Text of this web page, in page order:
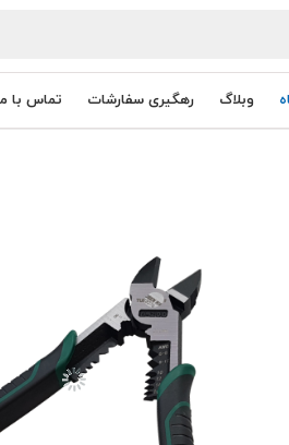
وبلاگ رهگیری سفارشات تماس با